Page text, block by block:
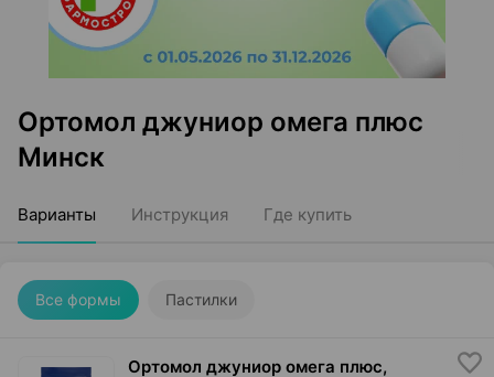
Ортомол джуниор омега плюс
Минск
Варианты Инструкция Где купить
Все формы Пастилки
Ортомол джуниор омега плюс,